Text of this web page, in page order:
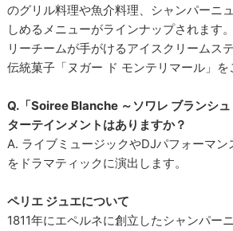
のグリル料理や魚介料理、シャンパーニ
しめるメニューがラインナップされます
リーチームが手がけるアイスクリームス
伝統菓子「ヌガー ド モンテリマール」を
Q.「Soiree Blanche ～ソワレ ブランシ
ターテインメントはありますか？
A. ライブミュージックやDJパフォーマン
をドラマティックに演出します。
ペリエ ジュエについて
1811年にエペルネに創立したシャンパー